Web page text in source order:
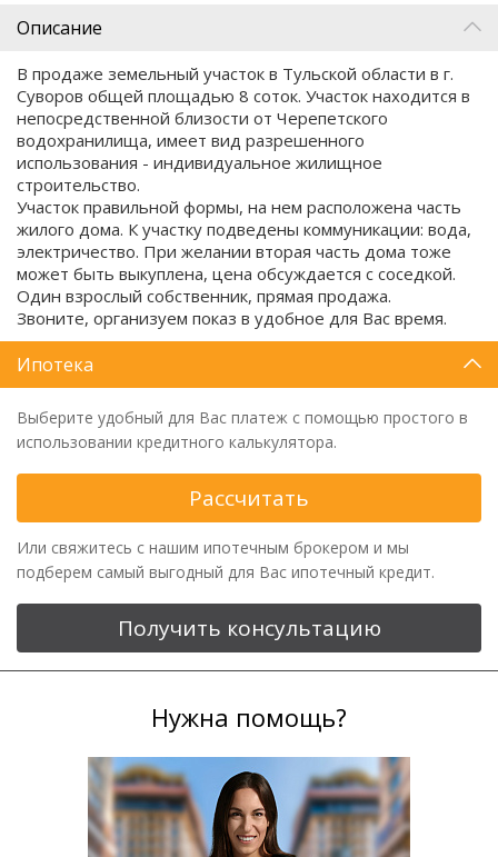
Описание
В продаже земельный участок в Тульской области в г.
Суворов общей площадью 8 соток. Участок находится в
непосредственной близости от Черепетского
водохранилища, имеет вид разрешенного
использования - индивидуальное жилищное
строительство.
Участок правильной формы, на нем расположена часть
жилого дома. К участку подведены коммуникации: вода,
электричество. При желании вторая часть дома тоже
может быть выкуплена, цена обсуждается с соседкой.
Один взрослый собственник, прямая продажа.
Звоните, организуем показ в удобное для Вас время.
Ипотека
Выберите удобный для Вас платеж с помощью простого в
использовании кредитного калькулятора.
Рассчитать
Или свяжитесь с нашим ипотечным брокером и мы
подберем самый выгодный для Вас ипотечный кредит.
Получить консультацию
Нужна помощь?